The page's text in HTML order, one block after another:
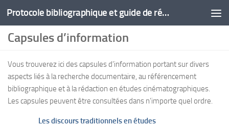
Protocole bibliographique et guide de rédaction
Capsules d’information
Vous trouverez ici des capsules d’information portant sur divers
aspects liés à la recherche documentaire, au référencement
bibliographique et à la rédaction en études cinématographiques.
Les capsules peuvent être consultées dans n’importe quel ordre.
Les discours traditionnels en études